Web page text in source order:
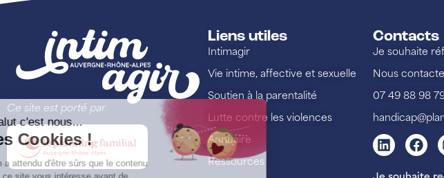
Ce site est porté par
Liens utiles
Intimagir
Vie intime, affective et sexuelle
Soutien à la parentalité
Lutte contre les violences
Annuaire
Ressources
Contacts
Je souhaite
Nous
07 49 88 98